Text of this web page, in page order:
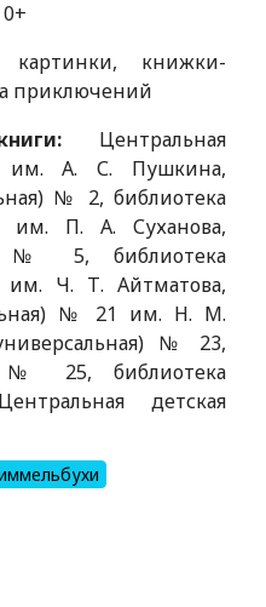
книжки-
приключений
Центральная
им. А. С. Пушкина,
№ 2, библиотека
им. П. А. Суханова,
№ 5, библиотека
Ч. Т. Айтматова,
№ 21 им. Н. М.
№ 23,
№ 25, библиотека
детская